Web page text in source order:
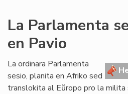
La Parlamenta
en Pavio
La ordinara Parlamenta
sesio, planita en Afriko sed
translokita al Eŭropo pro la